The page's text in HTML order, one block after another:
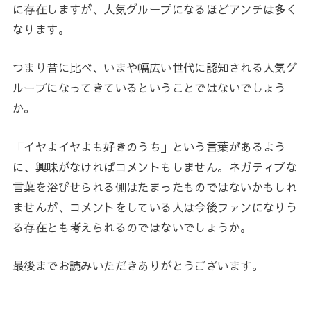
に存在しますが、人気グループになるほどアンチは多く
なります。
つまり昔に比べ、いまや幅広い世代に認知される人気グ
ループになってきているということではないでしょう
か。
「イヤよイヤよも好きのうち」という言葉があるよう
に、興味がなければコメントもしません。ネガティブな
言葉を浴びせられる側はたまったものではないかもしれ
ませんが、コメントをしている人は今後ファンになりう
る存在とも考えられるのではないでしょうか。
最後までお読みいただきありがとうございます。